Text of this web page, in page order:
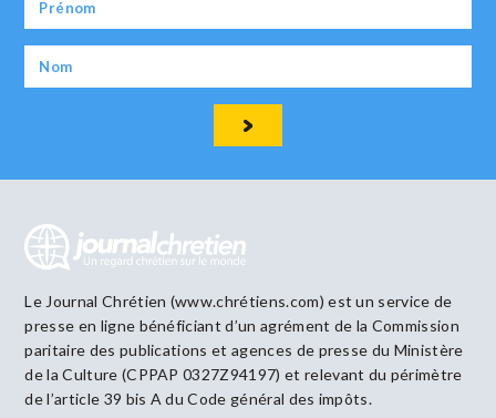
Le Journal Chrétien (www.chrétiens.com) est un service de
presse en ligne bénéficiant d’un agrément de la Commission
paritaire des publications et agences de presse du Ministère
de la Culture (CPPAP 0327Z94197) et relevant du périmètre
de l’article 39 bis A du Code général des impôts.